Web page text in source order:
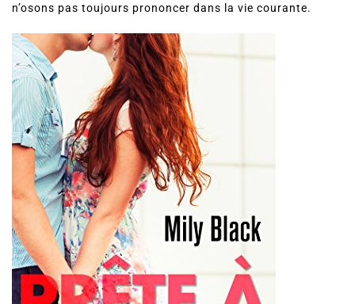
n’osons pas toujours prononcer dans la vie courante.